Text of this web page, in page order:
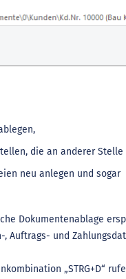
die an anderer
neu anlegen und sogar
Dokumentenablage
Auftrags- und
„STRG+D“